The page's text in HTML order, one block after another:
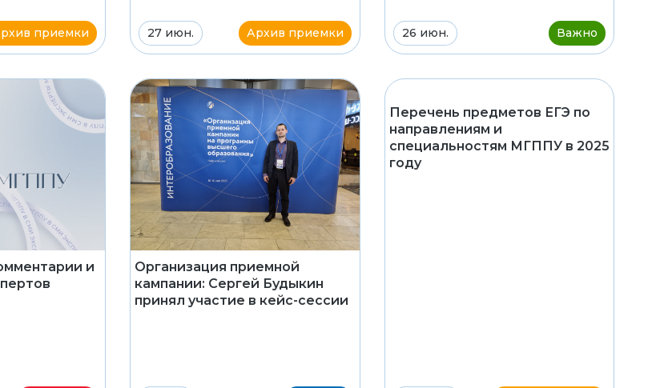
приемки 27 июн. Архив приемки 26 июн. Важно
и
Организация приемной
кампании: Сергей Будыкин
принял участие в кейс-сессии
Перечень предметов ЕГЭ по
направлениям и
специальностям МГППУ в 2025
году